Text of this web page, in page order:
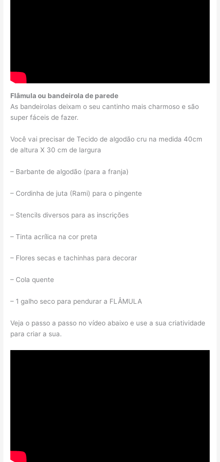
Flâmula ou bandeirola de parede
As bandeirolas deixam o seu cantinho mais charmoso e são
super fáceis de fazer.
Você vai precisar de Tecido de algodão cru na medida 40cm
de altura X 30 cm de largura
– Barbante de algodão (para a franja)
– Cordinha de juta (Rami) para o pingente
– Stencils diversos para as inscrições
– Tinta acrílica na cor preta
– Flores secas e tachinhas para decorar
– Cola quente
– 1 galho seco para pendurar a FLÂMULA
Veja o passo a passo no vídeo abaixo e use a sua criatividade
para criar a sua.